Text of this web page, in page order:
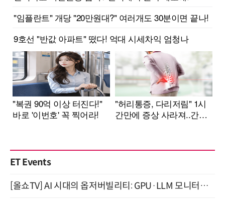
ET Events
[올쇼TV] AI 시대의 옵저버빌리티: GPU·LLM 모니터링부터 AI 기반 장애 대응까지 (8/11 생방송)